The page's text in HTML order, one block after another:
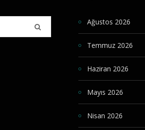
Ağustos 2026
Temmuz 2026
Haziran 2026
Mayıs 2026
Nisan 2026